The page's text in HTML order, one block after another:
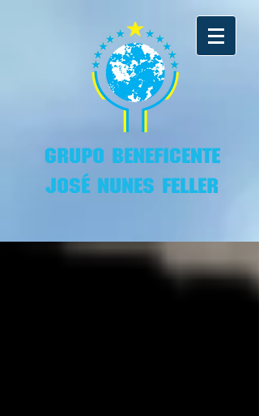
GRUPO BENEFICENTE
JOSÉ NUNES FELLER